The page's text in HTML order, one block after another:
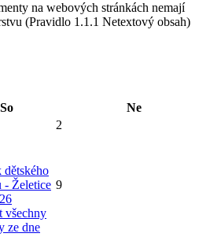
na webových stránkách nemají
(Pravidlo 1.1.1 Netextový obsah)
So
Ne
2
dětského
- Želetice
všechny
ze dne
9